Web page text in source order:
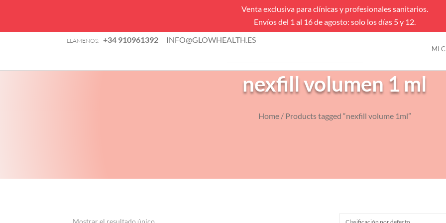
Venta exclusiva para clínicas y profesionales sanitarios.
Envíos del 1 al 16 de agosto: solo los días 5 y 12.
LLÁMENOS: +34 910961392 INFO@GLOWHEALTH.ES
MI
Búsqueda
VENTAS FLASH
nexfill volumen 1 ml
Home/ Products tagged “nexfill volume 1ml”
Mostrar el resultado único